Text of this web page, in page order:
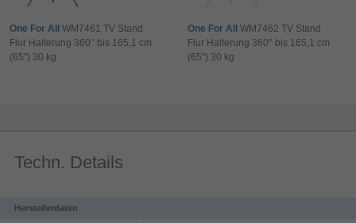
Das PUC 2408 ist ein 80 cm Profil und Teil des modularen
Connect-it-Systems, mit dem Sie Ihre eigene Deckenlösung für
zugeschnitten werden. Sie können ein Profil also einfach mit
einem der Connect-it-Deckenadapter und einem Connect-it-
Deckenlösung.
One For All WM7461 TV Stand
Flur Halterung 360° bis 165,1 cm
(65") 30 kg
One For All WM7462 TV Stand
Flur Halterung 360° bis 165,1 cm
(65") 30 kg
Techn. Details
Herstellerdaten